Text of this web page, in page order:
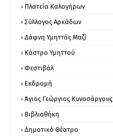
Πλατεία Καλογήρων
Σύλλογος Αρκάδων
Δάφνη Υμηττός Μαζί
Κάστρο Υμηττού
Φεστιβάλ
Εκδρομή
Άγιος Γεώργιος Κυνοσάργους
Βιβλιοθήκη
Δημοτικό Θέατρο